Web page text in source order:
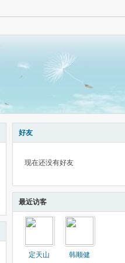
好友
现在还没有好友
最近访客
定天山
韩顺健